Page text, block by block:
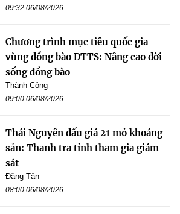
09:32 06/08/2026
Chương trình mục tiêu quốc gia
vùng đồng bào DTTS: Nâng cao đời
sống đồng bào
Thành Công
09:00 06/08/2026
Thái Nguyên đấu giá 21 mỏ khoáng
sản: Thanh tra tỉnh tham gia giám
sát
Đăng Tân
08:00 06/08/2026